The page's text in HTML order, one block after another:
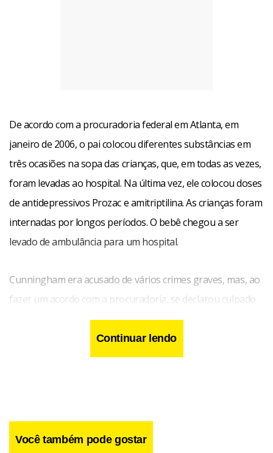
De acordo com a procuradoria federal em Atlanta, em
janeiro de 2006, o pai colocou diferentes substâncias em
três ocasiões na sopa das crianças, que, em todas as vezes,
foram levadas ao hospital. Na última vez, ele colocou doses
de antidepressivos Prozac e amitriptilina. As crianças foram
internadas por longos períodos. O bebê chegou a ser
levado de ambulância para um hospital.
Cunningham era acusado de vários crimes graves, mas, ao
fazer um acordo com a procuradoria, se declarou culpado
apelas de ter apresentado queixas falsas. Ele pode ser
condenado a cinco anos de prisão, quando for sentenciado
Continuar lendo
Você também pode gostar